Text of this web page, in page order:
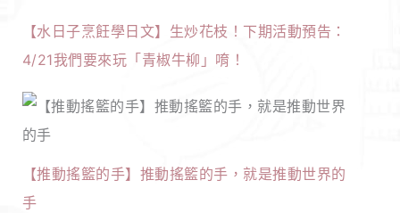
【水日子烹飪學日文】生炒花枝！下期活動預告：
4/21我們要來玩「青椒牛柳」唷！
【推動搖籃的手】推動搖籃的手，就是推動世界的
手